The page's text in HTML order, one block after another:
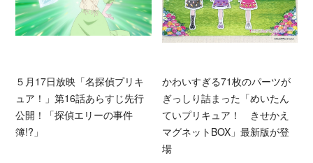
５月17日放映「名探偵プリキ
ュア！」第16話あらすじ先行
公開！「探偵エリーの事件
簿!?」
かわいすぎる71枚のパーツが
ぎっしり詰まった「めいたん
ていプリキュア！ きせかえ
マグネットBOX」最新版が登
場